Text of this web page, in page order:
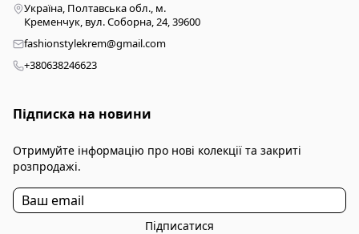
Україна, Полтавська обл., м.
Кременчук, вул. Соборна, 24, 39600
fashionstylekrem@gmail.com
+380638246623
Підписка на новини
Отримуйте інформацію про нові колекції та закриті
розпродажі.
Підписатися